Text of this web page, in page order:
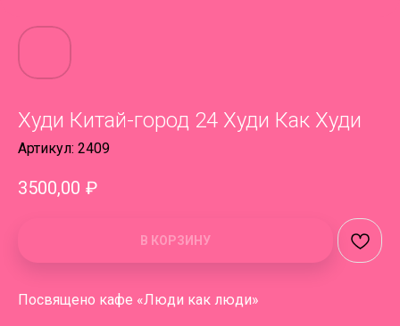
Худи Китай-город 24 Худи Как Худи
Артикул: 2409
3500,00 ₽
В КОРЗИНУ
Посвящено кафе «Люди как люди»